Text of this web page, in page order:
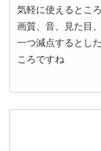
気軽に使えるとこ
画質、音、見た目
一つ減点するとし
ころですね